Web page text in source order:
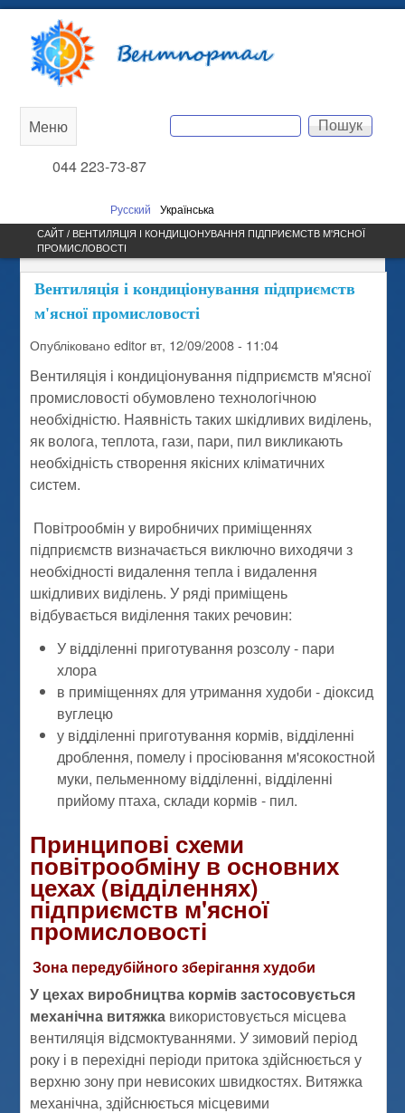
вмісту
Вентпортал
Пошукова форма
Пошук
044 223-73-87
Русский Українська
Main
menu
Меню
САЙТ / ВЕНТИЛЯЦІЯ І КОНДИЦІОНУВАННЯ ПІДПРИЄМСТВ М'ЯСНОЇ
ПРОМИСЛОВОСТІ
Вентиляція і кондиціонування підприємств
м'ясної промисловості
Опублікованоeditor вт, 12/09/2008 - 11:04
Вентиляція і кондиціонування підприємств м'ясної
промисловості обумовлено технологічною
необхідністю. Наявність таких шкідливих виділень,
як волога, теплота, гази, пари, пил викликають
необхідність створення якісних кліматичних
систем.
Повітрообмін у виробничих приміщеннях
підприємств визначається виключно виходячи з
необхідності видалення тепла і видалення
шкідливих виділень. У ряді приміщень
відбувається виділення таких речовин:
У відділенні приготування розсолу - пари
хлора
в приміщеннях для утримання худоби - діоксид
вуглецю
у відділенні приготування кормів, відділенні
дроблення, помелу і просіювання м'ясокостной
муки, пельменному відділенні, відділенні
прийому птаха, склади кормів - пил.
Принципові схеми
повітрообміну в основних
цехах (відділеннях)
підприємств м'ясної
промисловості
Зона передубійного зберігання худоби
У цехах виробництва кормів застосовується
механічна витяжка використовується місцева
вентиляція відсмоктуваннями. У зимовий період
року і в перехідні періоди притока здійснюється у
верхню зону при невисоких швидкостях. Витяжка
механічна, здійснюється місцевими